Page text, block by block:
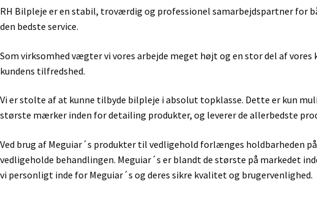
RH Bilpleje er en stabil, troværdig og professionel samarbejdspartner for
den bedste service.
Som virksomhed vægter vi vores arbejde meget højt og en stor del af
kundens tilfredshed.
Vi er stolte af at kunne tilbyde bilpleje i absolut topklasse. Dette er kun
største mærker inden for detailing produkter, og leverer de allerbedste
Ved brug af Meguiar´s produkter til vedligehold forlænges holdbarheden
vedligeholde behandlingen. Meguiar´s er blandt de største på markedet
vi personligt inde for Meguiar´s og deres sikre kvalitet og brugervenlighed.